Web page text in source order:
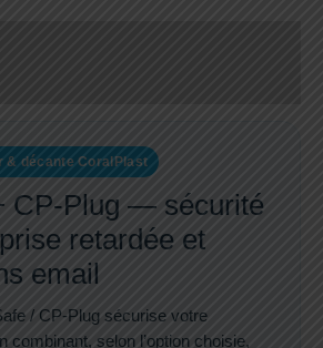
& décante CoralPlast
CP-Plug — sécurité
retardée et
email
/ CP-Plug sécurise votre
combinant, selon l’option choisie,